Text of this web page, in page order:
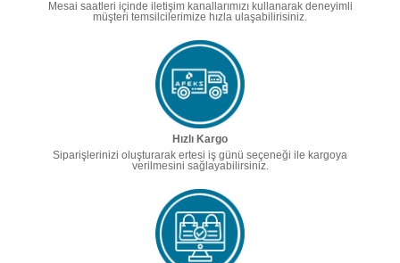
Mesai saatleri içinde iletişim kanallarımızı kullanarak deneyimli
müşteri temsilcilerimize hızla ulaşabilirisiniz.
Hızlı Kargo
Siparişlerinizi oluşturarak ertesi iş günü seçeneği ile kargoya
verilmesini sağlayabilirsiniz.